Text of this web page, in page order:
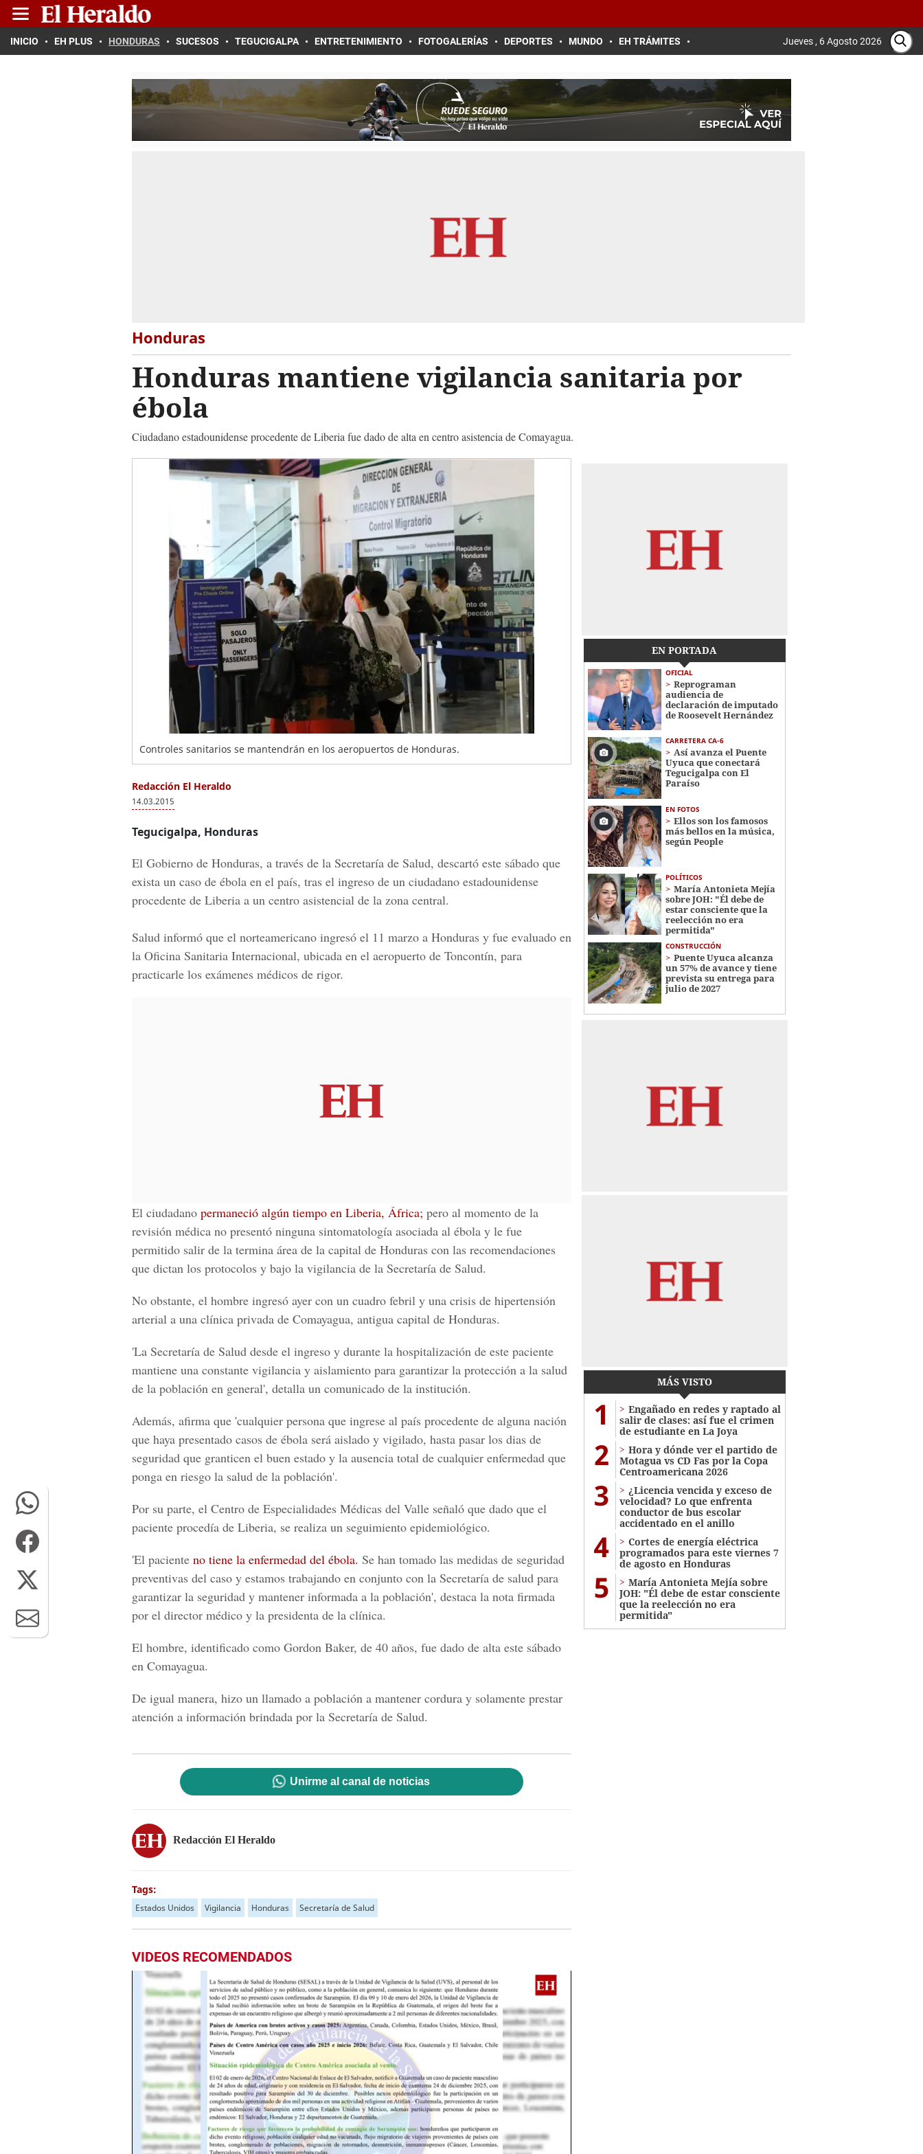
INICIO EH PLUS HONDURAS SUCESOS TEGUCIGALPA ENTRETENIMIENTO FOTOGALERÍAS DEPORTES MUNDO EH TRÁMITES Jueves , 6 Agosto 2026
Honduras
Honduras mantiene vigilancia sanitaria por
ébola
Ciudadano estadounidense procedente de Liberia fue dado de alta en centro asistencia de Comayagua.
Controles sanitarios se mantendrán en los aeropuertos de Honduras.
Redacción El Heraldo
14.03.2015
Tegucigalpa, Honduras
El Gobierno de Honduras, a través de la Secretaría de Salud, descartó este sábado que
exista un caso de ébola en el país, tras el ingreso de un ciudadano estadounidense
procedente de Liberia a un centro asistencial de la zona central.
Salud informó que el norteamericano ingresó el 11 marzo a Honduras y fue evaluado en
la Oficina Sanitaria Internacional, ubicada en el aeropuerto de Toncontín, para
practicarle los exámenes médicos de rigor.
El ciudadano permaneció algún tiempo en Liberia, África; pero al momento de la
revisión médica no presentó ninguna sintomatología asociada al ébola y le fue
permitido salir de la termina área de la capital de Honduras con las recomendaciones
que dictan los protocolos y bajo la vigilancia de la Secretaría de Salud.
No obstante, el hombre ingresó ayer con un cuadro febril y una crisis de hipertensión
arterial a una clínica privada de Comayagua, antigua capital de Honduras.
'La Secretaría de Salud desde el ingreso y durante la hospitalización de este paciente
mantiene una constante vigilancia y aislamiento para garantizar la protección a la salud
de la población en general', detalla un comunicado de la institución.
Además, afirma que 'cualquier persona que ingrese al país procedente de alguna nación
que haya presentado casos de ébola será aislado y vigilado, hasta pasar los dias de
seguridad que granticen el buen estado y la ausencia total de cualquier enfermedad que
ponga en riesgo la salud de la población'.
Por su parte, el Centro de Especialidades Médicas del Valle señaló que dado que el
paciente procedía de Liberia, se realiza un seguimiento epidemiológico.
'El paciente no tiene la enfermedad del ébola. Se han tomado las medidas de seguridad
preventivas del caso y estamos trabajando en conjunto con la Secretaría de salud para
garantizar la seguridad y mantener informada a la población', destaca la nota firmada
por el director médico y la presidenta de la clínica.
El hombre, identificado como Gordon Baker, de 40 años, fue dado de alta este sábado
en Comayagua.
De igual manera, hizo un llamado a población a mantener cordura y solamente prestar
atención a información brindada por la Secretaría de Salud.
Unirme al canal de noticias
Redacción El Heraldo
Tags:
Estados Unidos Vigilancia Honduras Secretaría de Salud
VIDEOS RECOMENDADOS
EN PORTADA
OFICIAL
Reprograman
audiencia de
declaración de imputado
de Roosevelt Hernández
CARRETERA CA-6
Así avanza el Puente
Uyuca que conectará
Tegucigalpa con El
Paraíso
EN FOTOS
Ellos son los famosos
más bellos en la música,
según People
POLÍTICOS
María Antonieta Mejía
sobre JOH: "Él debe de
estar consciente que la
reelección no era
permitida"
CONSTRUCCIÓN
Puente Uyuca alcanza
un 57% de avance y tiene
prevista su entrega para
julio de 2027
MÁS VISTO
1
Engañado en redes y raptado al
salir de clases: así fue el crimen
de estudiante en La Joya
2
Hora y dónde ver el partido de
Motagua vs CD Fas por la Copa
Centroamericana 2026
3
¿Licencia vencida y exceso de
velocidad? Lo que enfrenta
conductor de bus escolar
accidentado en el anillo
4
Cortes de energía eléctrica
programados para este viernes 7
de agosto en Honduras
5
María Antonieta Mejía sobre
JOH: "Él debe de estar consciente
que la reelección no era
permitida"